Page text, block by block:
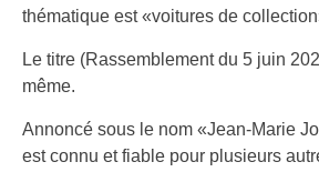
thématique est «voitures de
Le titre (Rassemblement du 5 juin
même.
Annoncé sous le nom «Jean-Marie
est connu et fiable pour plusieurs